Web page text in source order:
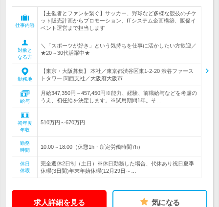
仕事内容
【主催者とファンを繋ぐ】サッカー、野球など多様な競技のチケ
ット販売計画からプロモーション、ITシステム企画構築、販促イ
ベント運営まで担当します
対象と
なる方
＼「スポーツが好き」という気持ちを仕事に活かしたい方歓迎／
★20～30代活躍中★
勤務地
【東京・大阪募集】 本社／東京都渋谷区東1-2-20 渋谷ファース
トタワー 関西支社／大阪府大阪市…
給与
月給347,350円～457,450円※能力、経験、前職給与などを考慮の
うえ、初任給を決定します。※試用期間1年。そ…
初年度
年収
510万円～670万円
勤務
時間
10:00～18:00（休憩1h・所定労働時間7h）
休日
休暇
完全週休2日制（土日）※休日勤務した場合、代休あり祝日夏季
休暇(3日間)年末年始休暇(12月29日～…
求人詳細を見る 気になる